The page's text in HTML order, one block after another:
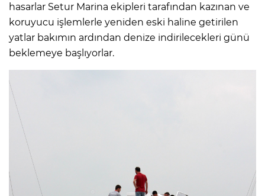
hasarlar Setur Marina ekipleri tarafından kazınan ve
koruyucu işlemlerle yeniden eski haline getirilen
yatlar bakımın ardından denize indirilecekleri günü
beklemeye başlıyorlar.